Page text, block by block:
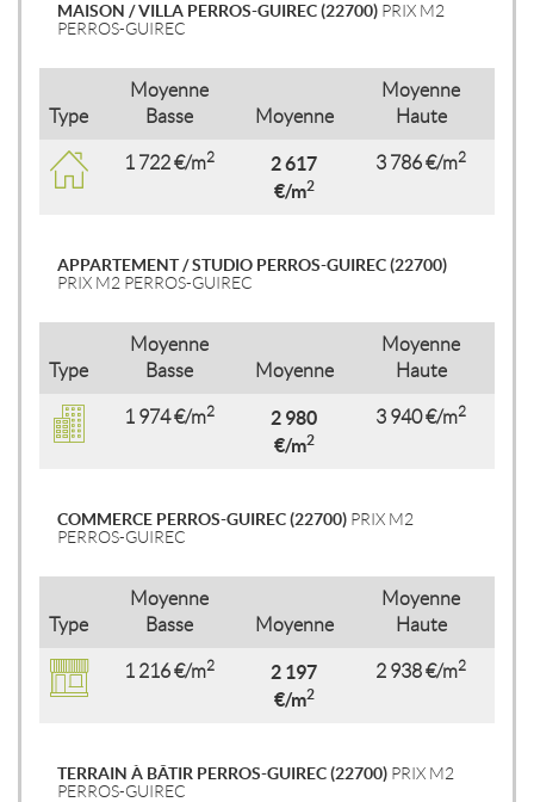
MAISON / VILLA PERROS-GUIREC (22700) PRIX M2
PERROS-GUIREC
Type
Moyenne
Basse
Moyenne
Moyenne
Haute
1 722 €/m2
2 617
€/m2
3 786 €/m2
APPARTEMENT / STUDIO PERROS-GUIREC (22700)
PRIX M2 PERROS-GUIREC
Type
Moyenne
Basse
Moyenne
Moyenne
Haute
1 974 €/m2
2 980
€/m2
3 940 €/m2
COMMERCE PERROS-GUIREC (22700) PRIX M2
PERROS-GUIREC
Type
Moyenne
Basse
Moyenne
Moyenne
Haute
1 216 €/m2
2 197
€/m2
2 938 €/m2
TERRAIN À BÂTIR PERROS-GUIREC (22700) PRIX M2
PERROS-GUIREC